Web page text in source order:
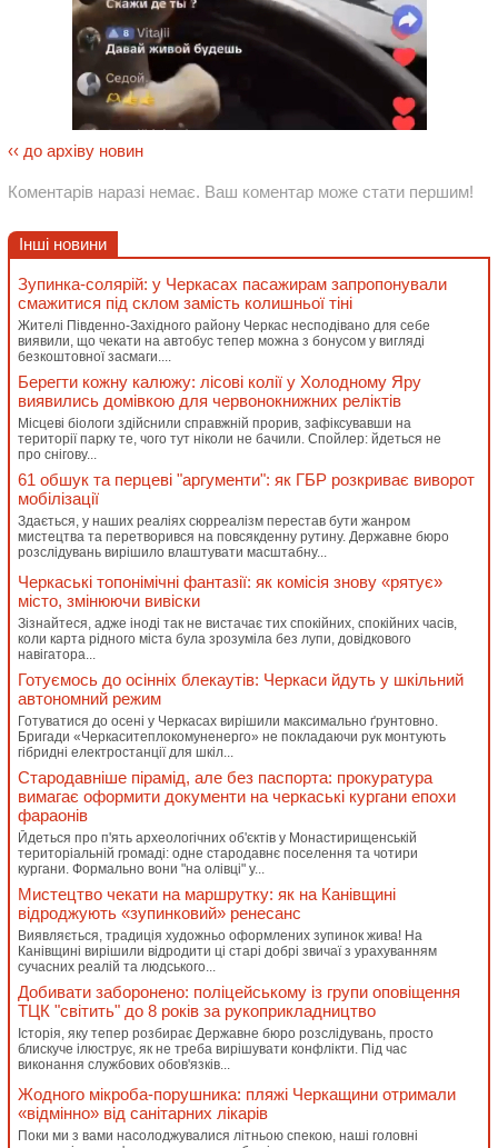
‹‹ до архіву новин
Коментарів наразі немає. Ваш коментар може стати першим!
Інші новини
Зупинка-солярій: у Черкасах пасажирам запропонували
смажитися під склом замість колишньої тіні
Жителі Південно-Західного району Черкас несподівано для себе
виявили, що чекати на автобус тепер можна з бонусом у вигляді
безкоштовної засмаги....
Берегти кожну калюжу: лісові колії у Холодному Яру
виявились домівкою для червонокнижних реліктів
Місцеві біологи здійснили справжній прорив, зафіксувавши на
території парку те, чого тут ніколи не бачили. Спойлер: йдеться не
про снігову...
61 обшук та перцеві "аргументи": як ГБР розкриває виворот
мобілізації
Здається, у наших реаліях сюрреалізм перестав бути жанром
мистецтва та перетворився на повсякденну рутину. Державне бюро
розслідувань вирішило влаштувати масштабну...
Черкаські топонімічні фантазії: як комісія знову «рятує»
місто, змінюючи вивіски
Зізнайтеся, адже іноді так не вистачає тих спокійних, спокійних часів,
коли карта рідного міста була зрозуміла без лупи, довідкового
навігатора...
Готуємось до осінніх блекаутів: Черкаси йдуть у шкільний
автономний режим
Готуватися до осені у Черкасах вирішили максимально ґрунтовно.
Бригади «Черкаситеплокомуненерго» не покладаючи рук монтують
гібридні електростанції для шкіл...
Стародавніше пірамід, але без паспорта: прокуратура
вимагає оформити документи на черкаські кургани епохи
фараонів
Йдеться про п'ять археологічних об'єктів у Монастирищенській
територіальній громаді: одне стародавнє поселення та чотири
кургани. Формально вони "на олівці" у...
Мистецтво чекати на маршрутку: як на Канівщині
відроджують «зупинковий» ренесанс
Виявляється, традиція художньо оформлених зупинок жива! На
Канівщині вирішили відродити ці старі добрі звичаї з урахуванням
сучасних реалій та людського...
Добивати заборонено: поліцейському із групи оповіщення
ТЦК "світить" до 8 років за рукоприкладництво
Історія, яку тепер розбирає Державне бюро розслідувань, просто
блискуче ілюструє, як не треба вирішувати конфлікти. Під час
виконання службових обов'язків...
Жодного мікроба-порушника: пляжі Черкащини отримали
«відмінно» від санітарних лікарів
Поки ми з вами насолоджувалися літньою спекою, наші головні